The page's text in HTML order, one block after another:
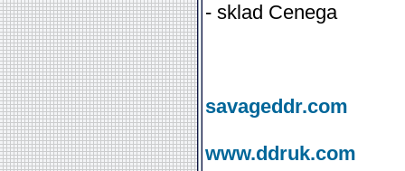
- sklad Cenega
savageddr.com
www.ddruk.com